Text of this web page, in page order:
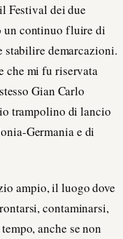
Festival dei due
un continuo fluire di
demarcazioni.
che mi fu riservata
Gian Carlo
trampolino di lancio
Germania e di
ampio, il luogo dove
contaminarsi,
anche se non